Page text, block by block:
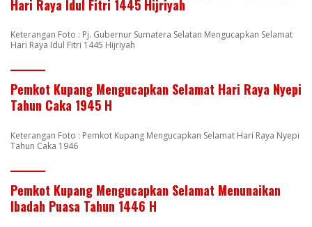
Hari Raya Idul Fitri 1445 Hijriyah
Keterangan Foto : Pj. Gubernur Sumatera Selatan Mengucapkan Selamat
Hari Raya Idul Fitri 1445 Hijriyah
Pemkot Kupang Mengucapkan Selamat Hari Raya Nyepi
Tahun Caka 1945 H
Keterangan Foto : Pemkot Kupang Mengucapkan Selamat Hari Raya Nyepi
Tahun Caka 1946
Pemkot Kupang Mengucapkan Selamat Menunaikan
Ibadah Puasa Tahun 1446 H